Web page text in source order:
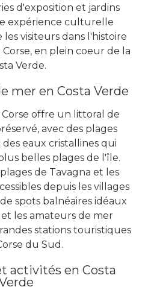
d'exposition et jardins
expérience culturelle
visiteurs dans l'histoire
en plein coeur de la
Verde.
mer en Costa Verde
Corse offre un littoral de
avec des plages
eaux cristallines qui
belles plages de l'île.
de Tavagna et les
depuis les villages
spots balnéaires idéaux
les amateurs de mer
stations touristiques
du Sud.
activités en Costa